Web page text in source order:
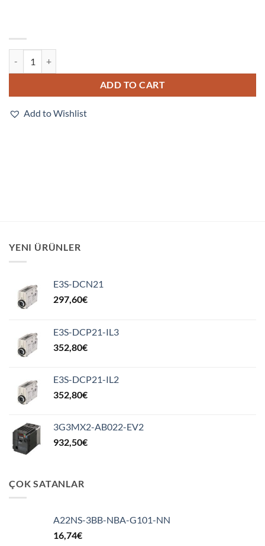
ADD TO CART
Add to Wishlist
YENI ÜRÜNLER
E3S-DCN21
297,60€
E3S-DCP21-IL3
352,80€
E3S-DCP21-IL2
352,80€
3G3MX2-AB022-EV2
932,50€
ÇOK SATANLAR
A22NS-3BB-NBA-G101-NN
16,74€